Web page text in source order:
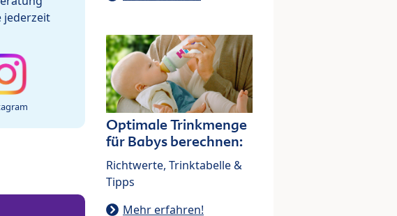
jederzeit
Optimale Trinkmenge
für Babys berechnen:
Richtwerte, Trinktabelle &
Tipps
Mehr erfahren!